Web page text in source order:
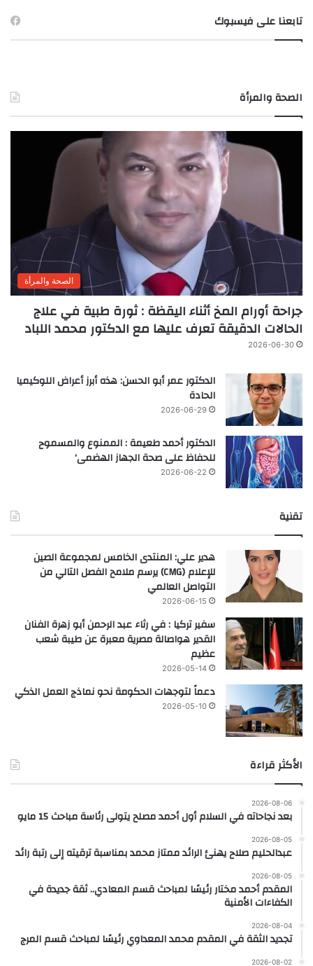
تابعنا على فيسبوك
الصحة والمرأة
الصحة والمرأة
جراحة أورام المخ أثناء اليقظة : ثورة طبية في علاج
الحالات الدقيقة تعرف عليها مع الدكتور محمد اللباد
2026-06-30
الدكتور عمر أبو الحسن: هذه أبرز أعراض اللوكيميا
الحادة
2026-06-29
الدكتور أحمد طعيمة : الممنوع والمسموح
للحفاظ على صحة الجهاز الهضمى’
2026-06-22
تقنية
هدير علي: المنتدى الخامس لمجموعة الصين
للإعلام (CMG) يرسم ملامح الفصل التالي من
التواصل العالمي
2026-06-15
سفير تركيا : في رثاء عبد الرحمن أبو زهرة الفنان
القدير هواصالة مصرية معبرة عن طيبة شعب
عظيم
2026-05-14
دعماً لتوجهات الحكومة نحو نماذج العمل الذكي
2026-05-10
الأكثر قراءة
2026-08-06
بعد نجاحاته في السلام أول أحمد مصلح يتولى رئاسة مباحث 15 مايو
2026-08-05
عبدالحليم صلاح يهنئ الرائد ممتاز محمد بمناسبة ترقيته إلى رتبة رائد
2026-08-05
المقدم أحمد مختار رئيسًا لمباحث قسم المعادي.. ثقة جديدة في
الكفاءات الأمنية
2026-08-04
تجديد الثقة في المقدم محمد المعداوي رئيسًا لمباحث قسم المرج
2026-08-02